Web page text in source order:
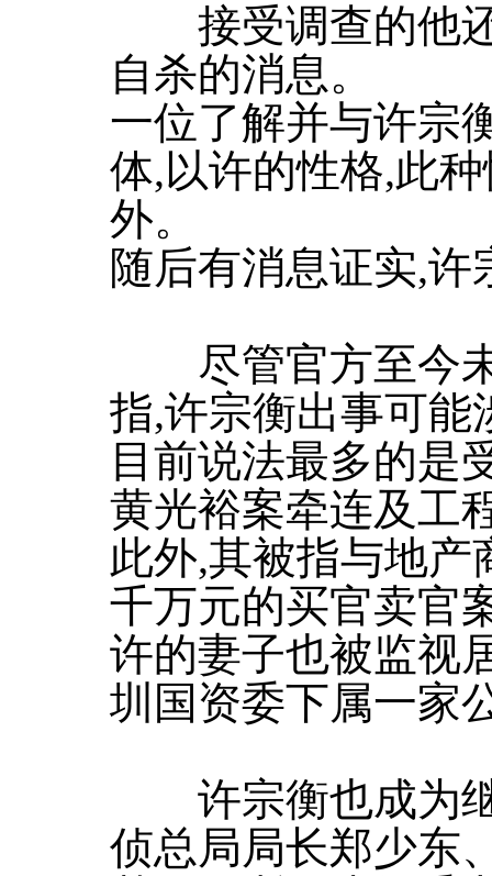
接受调查的他还
自杀的消息。
一位了解并与许宗
体,以许的性格,此
外。
随后有消息证实,许
尽管官方至今未
指,许宗衡出事可能
目前说法最多的是
黄光裕案牵连及工
此外,其被指与地产
千万元的买官卖官
许的妻子也被监视
圳国资委下属一家
许宗衡也成为继
侦总局局长郑少东